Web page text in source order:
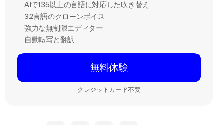
AIで135以上の言語に対応した吹き替え
32言語のクローンボイス
強力な無制限エディター
自動転写と翻訳
無料体験
クレジットカード不要